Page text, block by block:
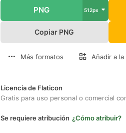
PNG 512px
Copiar PNG
Más formatos Añadir a
Licencia de Flaticon
Gratis para uso personal o comercial
Se requiere atribución ¿Cómo atribuir?